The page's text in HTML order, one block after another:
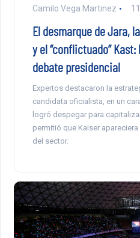
Camilo Vega Martinez
El desmarque de Jara,
y el “conflictuado”
debate presidencial
Expertos destacaron la
candidata oficialista, en un
logró despegar para
permitió que Kaiser
del sector.